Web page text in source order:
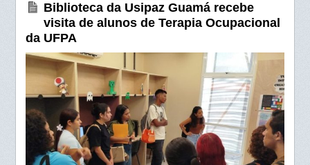
o
k
p
Biblioteca da Usipaz Guamá recebe
visita de alunos de Terapia Ocupacional
da UFPA